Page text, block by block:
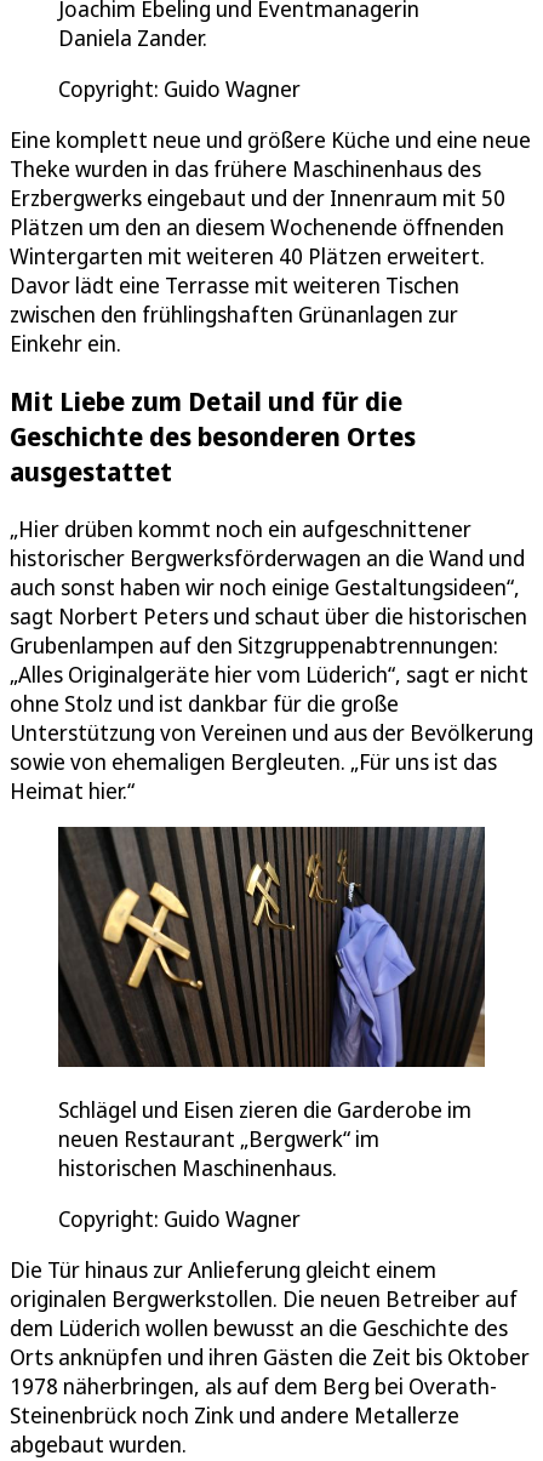
Joachim Ebeling und Eventmanagerin
Daniela Zander.
Copyright: Guido Wagner
Eine komplett neue und größere Küche und eine neue
Theke wurden in das frühere Maschinenhaus des
Erzbergwerks eingebaut und der Innenraum mit 50
Plätzen um den an diesem Wochenende öffnenden
Wintergarten mit weiteren 40 Plätzen erweitert.
Davor lädt eine Terrasse mit weiteren Tischen
zwischen den frühlingshaften Grünanlagen zur
Einkehr ein.
Mit Liebe zum Detail und für die
Geschichte des besonderen Ortes
ausgestattet
„Hier drüben kommt noch ein aufgeschnittener
historischer Bergwerksförderwagen an die Wand und
auch sonst haben wir noch einige Gestaltungsideen“,
sagt Norbert Peters und schaut über die historischen
Grubenlampen auf den Sitzgruppenabtrennungen:
„Alles Originalgeräte hier vom Lüderich“, sagt er nicht
ohne Stolz und ist dankbar für die große
Unterstützung von Vereinen und aus der Bevölkerung
sowie von ehemaligen Bergleuten. „Für uns ist das
Heimat hier.“
Schlägel und Eisen zieren die Garderobe im
neuen Restaurant „Bergwerk“ im
historischen Maschinenhaus.
Copyright: Guido Wagner
Die Tür hinaus zur Anlieferung gleicht einem
originalen Bergwerkstollen. Die neuen Betreiber auf
dem Lüderich wollen bewusst an die Geschichte des
Orts anknüpfen und ihren Gästen die Zeit bis Oktober
1978 näherbringen, als auf dem Berg bei Overath-
Steinenbrück noch Zink und andere Metallerze
abgebaut wurden.